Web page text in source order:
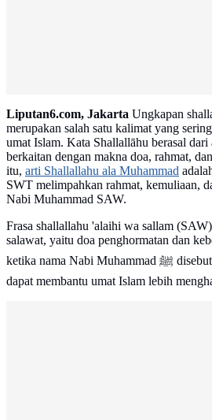
Liputan6.com, Jakarta Ungkapan
merupakan salah satu kalimat yang
umat Islam. Kata Shallallāhu berasal
berkaitan dengan makna doa, rahmat,
itu, arti Shallallahu ala Muhammad
SWT melimpahkan rahmat, kemuliaan,
Nabi Muhammad SAW.
Frasa shallallahu 'alaihi wa sallam
salawat, yaitu doa penghormatan dan
ketika nama Nabi Muhammad ﷺ disebut. Memahami maknanya
dapat membantu umat Islam lebih